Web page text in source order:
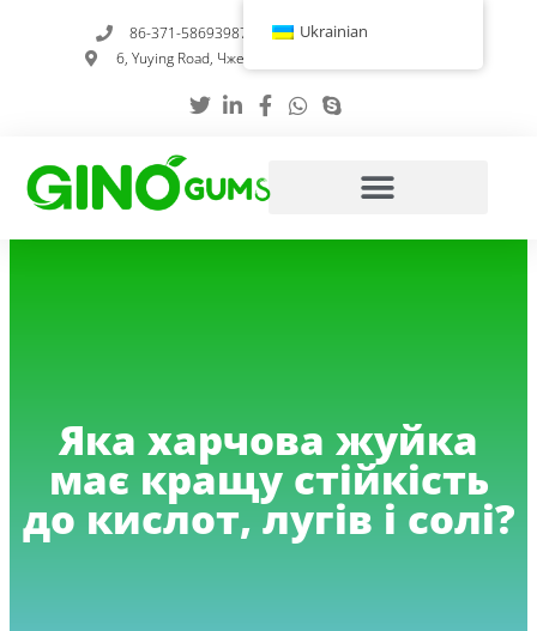
86-371-58693987
info@gumstabilizer.com
6, Yuying Road, Чженчжоу, провінція Хенань, Китай
Яка харчова жуйка
має кращу стійкість
до кислот, лугів і солі?
Ukrainian